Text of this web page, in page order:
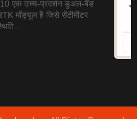
एक उच्च-प्रदर्शन डुअल-बैंड
मॉड्यूल है जिसे सेंटीमीटर